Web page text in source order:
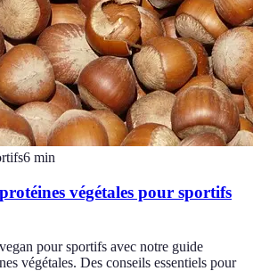
6 min
végétales pour sportifs
pour sportifs avec notre guide
végétales. Des conseils essentiels pour